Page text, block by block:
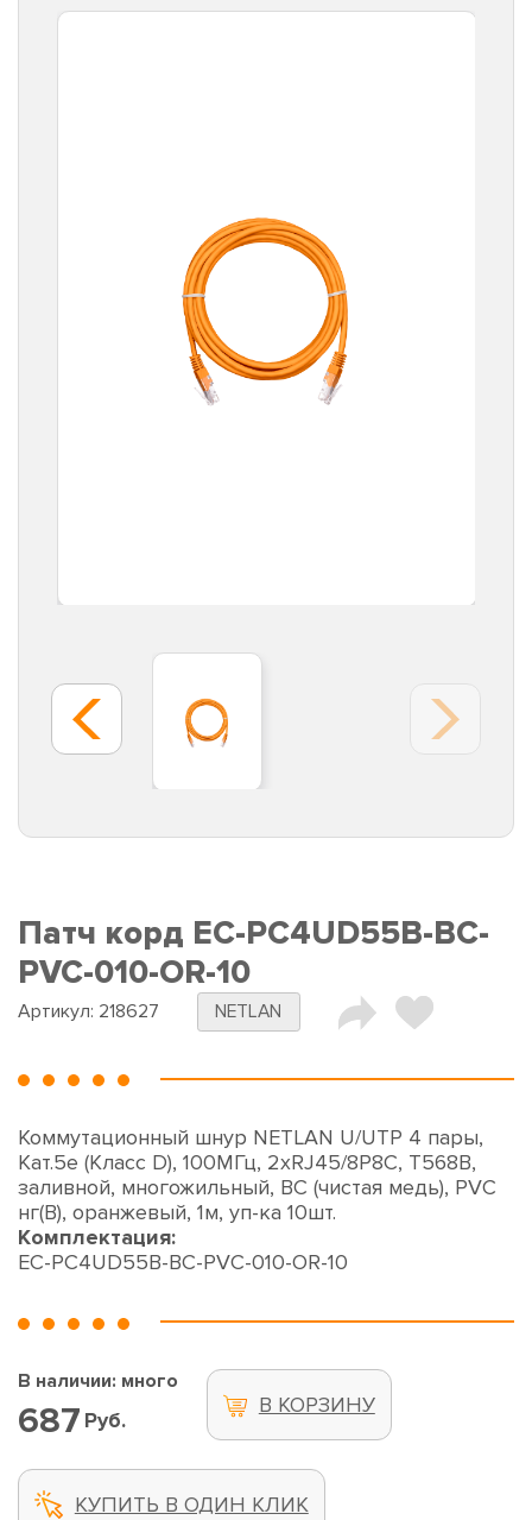
Патч корд EC-PC4UD55B-BC-
PVC-010-OR-10
Артикул: 218627 NETLAN
Коммутационный шнур NETLAN U/UTP 4 пары,
Кат.5е (Класс D), 100МГц, 2хRJ45/8P8C, T568B,
заливной, многожильный, BC (чистая медь), PVC
нг(B), оранжевый, 1м, уп-ка 10шт.
Комплектация:
EC-PC4UD55B-BC-PVC-010-OR-10
В наличии: много
687 Руб.
В КОРЗИНУ
КУПИТЬ В ОДИН КЛИК